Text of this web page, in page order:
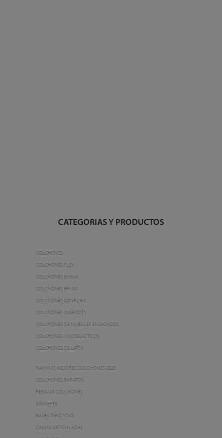
CATEGORIAS Y PRODUCTOS
COLCHONES
COLCHONES FLEX
COLCHONES EMMA
COLCHONES RELAX
COLCHONES SONPURA
COLCHONES INGRAVITY
COLCHONES DE MUELLES ENSACADOS
COLCHONES VISCOELÁSTICOS
COLCHONES DE LÁTEX
RANKING MEJORES COLCHONES 2025
COLCHONES BARATOS
REBAJAS COLCHONES
SOMIERES
BASES TAPIZADAS
CAMAS ARTICULADAS